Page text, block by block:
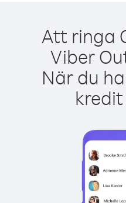
Att ringa
Viber
När du